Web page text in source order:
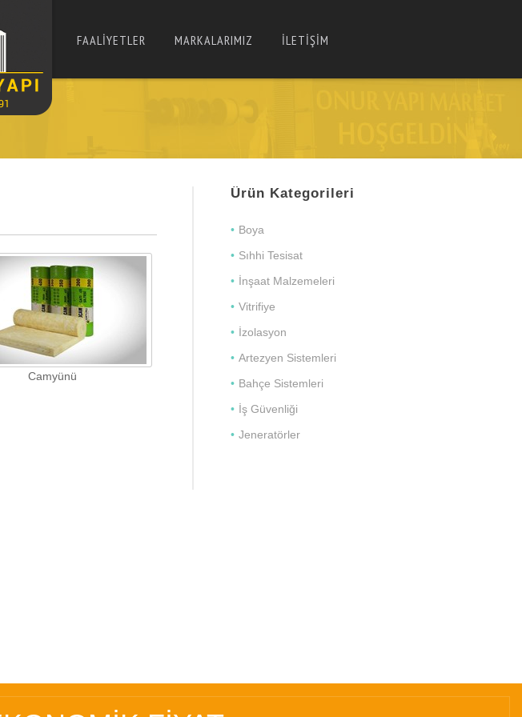
FAALİYETLER MARKALARIMIZ İLETİŞİM
Camyünü
Ürün Kategorileri
Boya
Sıhhi Tesisat
İnşaat Malzemeleri
Vitrifiye
İzolasyon
Artezyen Sistemleri
Bahçe Sistemleri
İş Güvenliği
Jeneratörler